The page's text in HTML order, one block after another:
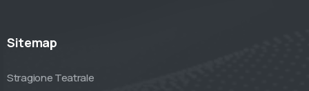
Sitemap
Stragione Teatrale